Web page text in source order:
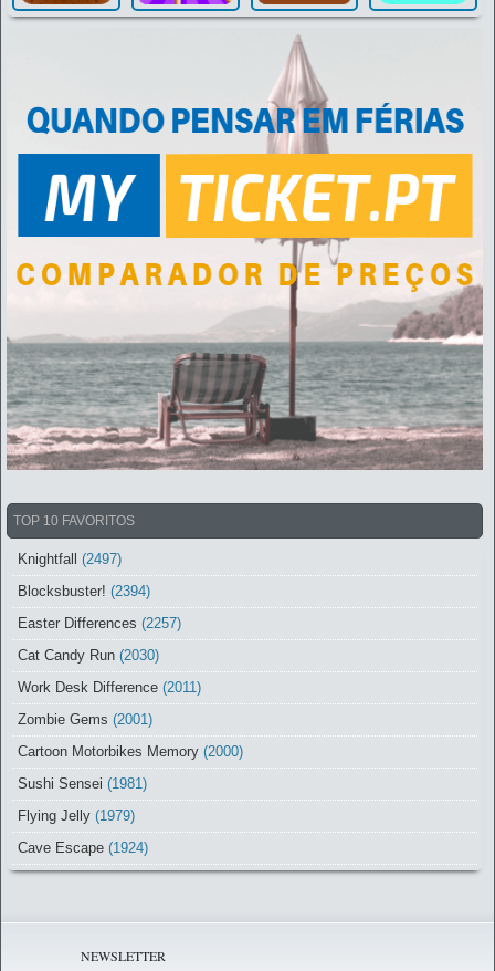
TOP 10 FAVORITOS
Knightfall (2497)
Blocksbuster! (2394)
Easter Differences (2257)
Cat Candy Run (2030)
Work Desk Difference (2011)
Zombie Gems (2001)
Cartoon Motorbikes Memory (2000)
Sushi Sensei (1981)
Flying Jelly (1979)
Cave Escape (1924)
NEWSLETTER